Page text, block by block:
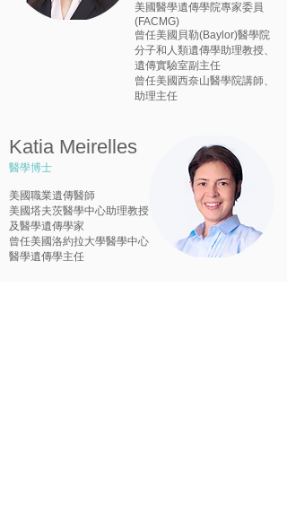
美國醫學遺傳學院專家委員
(FACMG)
曾任美國貝勒(Baylor)醫學院
分子和人類遺傳學助理教授、
遺傳實驗室副主任
曾任美國西奈山醫學院講師、
助理主任
Katia Meirelles
醫學博士
美國職業遺傳醫師
美國塔夫茨醫學中心助理教授
及醫學遺傳學家
曾任美國洛約拉大學醫學中心
醫學遺傳學主任